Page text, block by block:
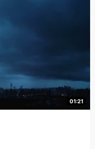
01:21